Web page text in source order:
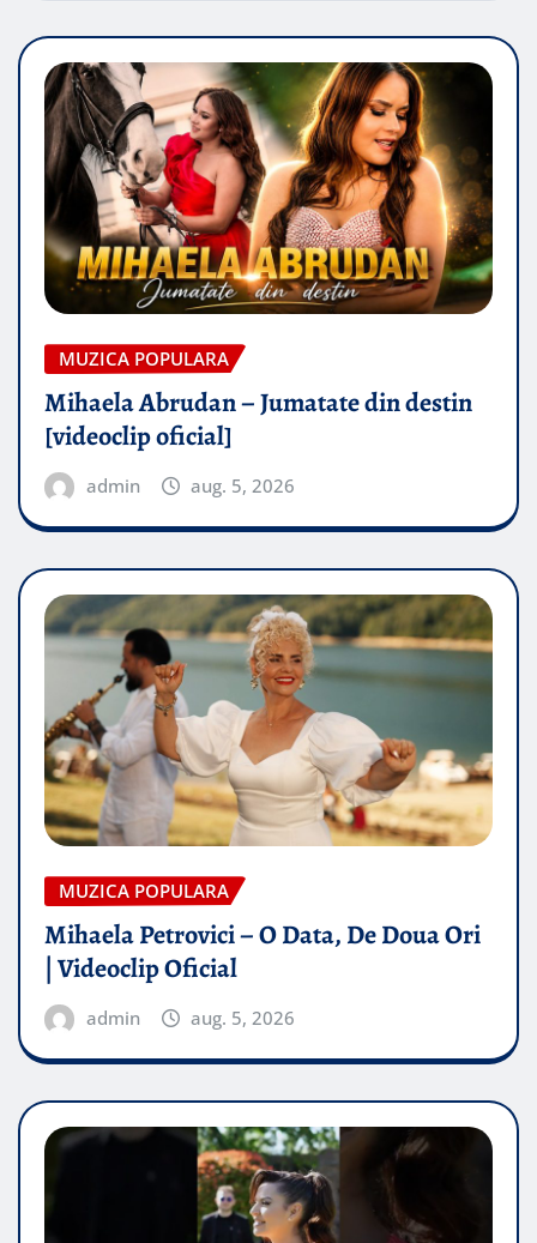
MUZICA POPULARA
Mihaela Abrudan – Jumatate din destin
[videoclip oficial]
admin aug. 5, 2026
MUZICA POPULARA
Mihaela Petrovici – O Data, De Doua Ori
| Videoclip Oficial
admin aug. 5, 2026